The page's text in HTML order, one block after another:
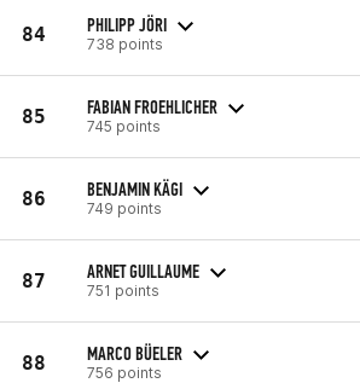
84 PHILIPP JÖRI
738 points
85 FABIAN FROEHLICHER
745 points
86 BENJAMIN KÄGI
749 points
87 ARNET GUILLAUME
751 points
88 MARCO BÜELER
756 points